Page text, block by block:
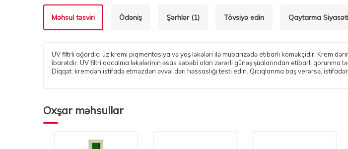
Məhsul təsviri Ödəniş Şərhlər (1) Tövsiyə edin Qaytarma Siyasəti
UV filtrli ağardıcı üz kremi piqmentasiya və yaş ləkələri ilə mübarizədə etibarlı köməkçidir. Krem
ibarətdir. UV filtri qocalma ləkələrinin əsas səbəbi olan zərərli günəş şüalarından etibarlı qorunma
Diqqət: kremdən istifadə etməzdən əvvəl dəri həssaslığı testi edin. Qıcıqlanma baş verərsə,
Oxşar məhsullar